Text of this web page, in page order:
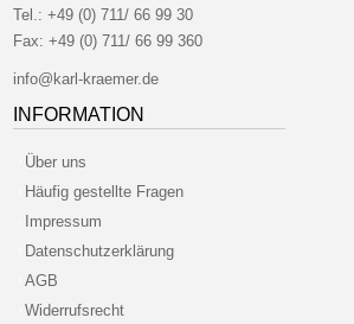
Tel.:+49 (0) 711/ 66 99 30
Fax: +49 (0) 711/ 66 99 360
info@karl-kraemer.de
INFORMATION
Über uns
Häufig gestellte Fragen
Impressum
Datenschutzerklärung
AGB
Widerrufsrecht